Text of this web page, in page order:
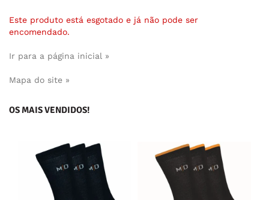
Este produto está esgotado e já não pode ser
encomendado.
Ir para a página inicial »
Mapa do site »
OS MAIS VENDIDOS!